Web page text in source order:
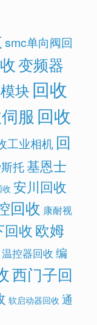
smc单向阀回
变频器
块 回收
服 回收
工业相机 回
托基恩士
安川回收
回收 康耐视
回收欧姆
温控器回收 编
西门子回
软启动器回收 通